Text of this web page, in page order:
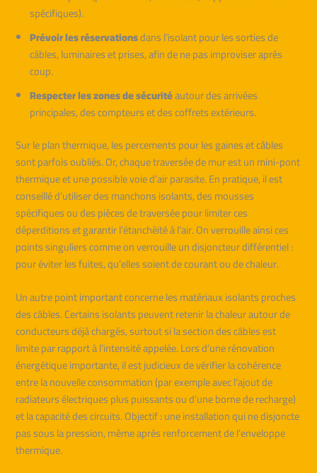
spécifiques).
Prévoir les réservationsdans l’isolant pour les sorties de
câbles, luminaires et prises, afin de ne pas improviser après
coup.
Respecter les zones de sécuritéautour des arrivées
principales, des compteurs et des coffrets extérieurs.
Sur le plan thermique, les percements pour les gaines et câbles
sont parfois oubliés. Or, chaque traversée de mur est un mini-pont
thermique et une possible voie d’air parasite. En pratique, il est
conseillé d’utiliser des manchons isolants, des mousses
spécifiques ou des pièces de traversée pour limiter ces
déperditions et garantir l’étanchéité à l’air. On verrouille ainsi ces
points singuliers comme on verrouille un disjoncteur différentiel :
pour éviter les fuites, qu’elles soient de courant ou de chaleur.
Un autre point important concerne les matériaux isolants proches
des câbles. Certains isolants peuvent retenir la chaleur autour de
conducteurs déjà chargés, surtout si la section des câbles est
limite par rapport à l’intensité appelée. Lors d’une rénovation
énergétique importante, il est judicieux de vérifier la cohérence
entre la nouvelle consommation (par exemple avec l’ajout de
radiateurs électriques plus puissants ou d’une borne de recharge)
et la capacité des circuits. Objectif : une installation qui ne disjoncte
pas sous la pression, même après renforcement de l’enveloppe
thermique.